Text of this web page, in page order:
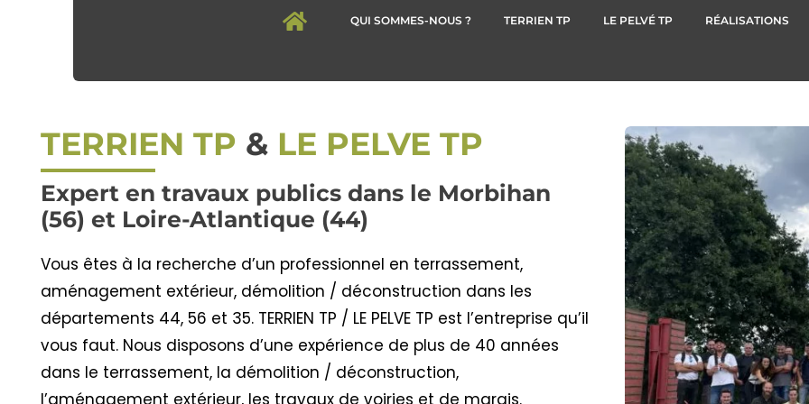
QUI SOMMES-NOUS ? TERRIEN TP LE PELVÉ TP RÉALISATIONS
TERRIEN TP & LE PELVE TP
Expert en travaux publics dans le Morbihan
(56) et Loire-Atlantique (44)
Vous êtes à la recherche d’un professionnel en terrassement,
aménagement extérieur, démolition / déconstruction dans les
départements 44, 56 et 35. TERRIEN TP / LE PELVE TP est l’entreprise qu’il
vous faut. Nous disposons d’une expérience de plus de 40 années
dans le terrassement, la démolition / déconstruction,
l’aménagement extérieur, les travaux de voiries et de marais.